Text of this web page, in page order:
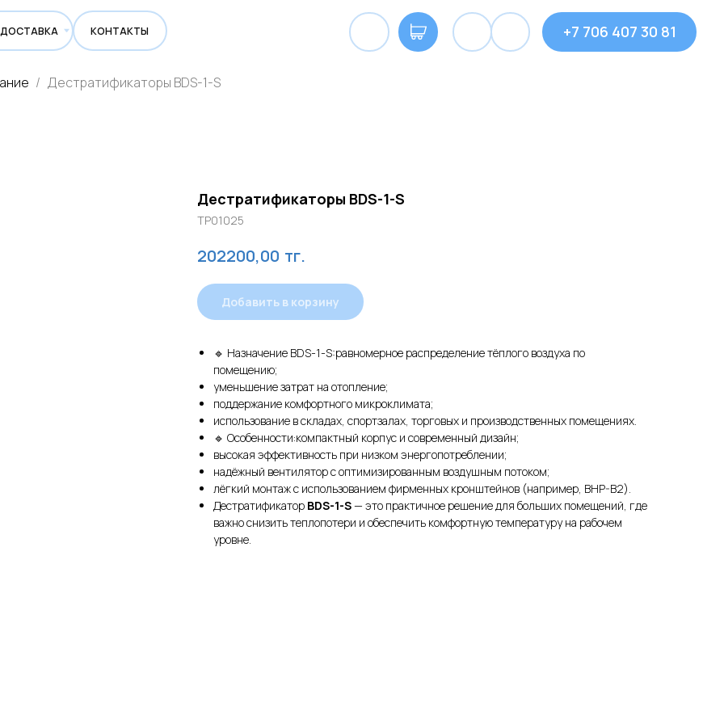
+7 706 407 30 81
КОНТАКТЫ
Дестратификаторы BDS-1-S
Дестратификаторы BDS-1-S
TP01025
202200,00 тг.
Добавить в корзину
🔹 Назначение BDS-1-S:равномерное распределение тёплого воздуха по
помещению;
уменьшение затрат на отопление;
поддержание комфортного микроклимата;
использование в складах, спортзалах, торговых и производственных помещениях.
🔹 Особенности:компактный корпус и современный дизайн;
высокая эффективность при низком энергопотреблении;
надёжный вентилятор с оптимизированным воздушным потоком;
лёгкий монтаж с использованием фирменных кронштейнов (например, BHP-B2).
Дестратификатор BDS-1-S— это практичное решение для больших помещений, где
важно снизить теплопотери и обеспечить комфортную температуру на рабочем
уровне.